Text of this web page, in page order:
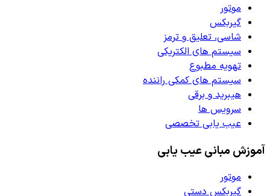
موتور
گیربکس
شاسی، تعلیق و ترمز
سیستم های الکتریکی
تهویه مطبوع
سیستم های کمکی راننده
هیبرید و برقی
سرویس ها
عیب یابی تخصصی
آموزش مبانی عیب یابی
موتور
گیربکس دستی